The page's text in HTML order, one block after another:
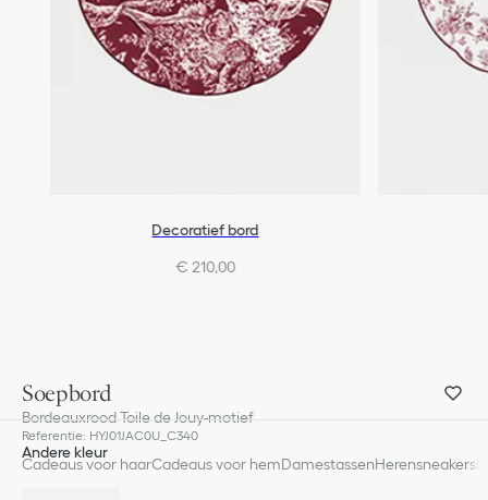
Soepbord
Bordeauxrood Toile de Jouy-motief
Referentie: HYJ01JAC0U_C340
Andere kleur
Decoratief bord
€ 210,00
Cadeaus voor haarCadeaus voor hemDamestassenHerensneakers